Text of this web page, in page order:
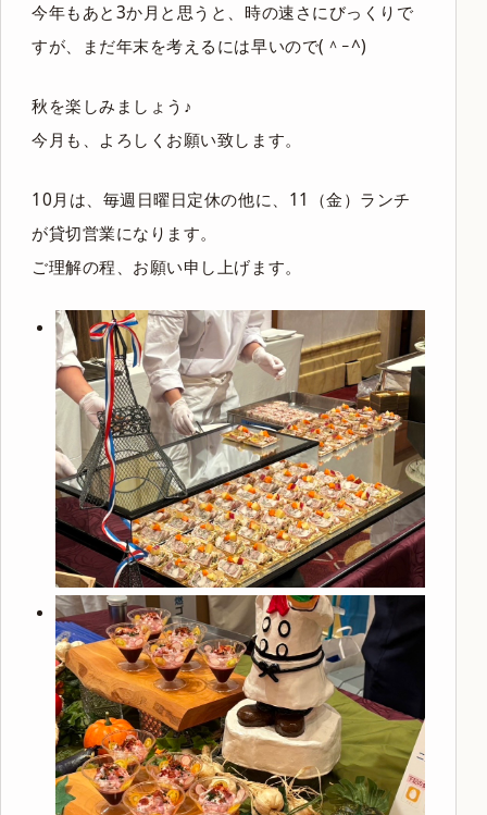
今年もあと3か月と思うと、時の速さにびっくりで
すが、まだ年末を考えるには早いので(＾ｰ^)
秋を楽しみましょう♪
今月も、よろしくお願い致します。
10月は、毎週日曜日定休の他に、11（金）ランチ
が貸切営業になります。
ご理解の程、お願い申し上げます。